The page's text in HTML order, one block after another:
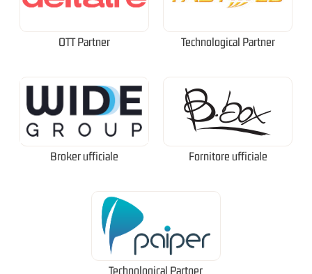
OTT Partner Technological Partner
Broker ufficiale Fornitore ufficiale
Technological Partner